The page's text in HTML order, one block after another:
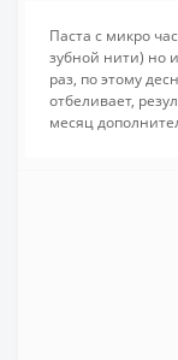
Паста с микро
зубной нити) но
раз, по этому
отбеливает,
месяц